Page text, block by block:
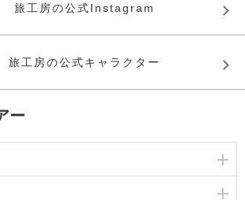
旅工房の公式Instagram
旅工房の公式キャラクター
ー